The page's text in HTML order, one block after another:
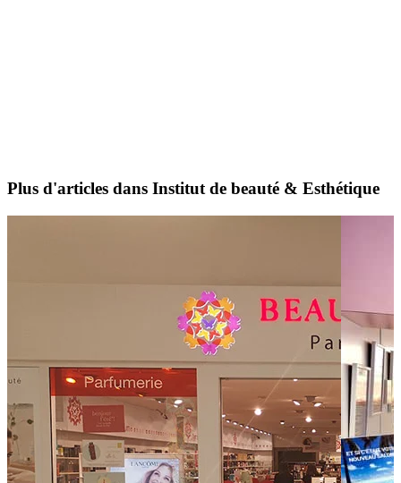
Plus d'articles dans Institut de beauté & Esthétique